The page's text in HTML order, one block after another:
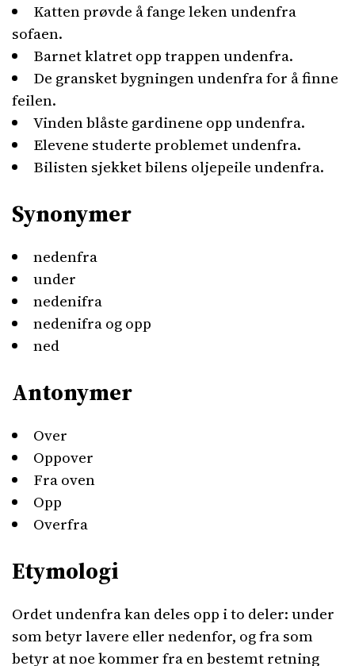
Katten prøvde å fange leken undenfra
sofaen.
Barnet klatret opp trappen undenfra.
De gransket bygningen undenfra for å finne
feilen.
Vinden blåste gardinene opp undenfra.
Elevene studerte problemet undenfra.
Bilisten sjekket bilens oljepeile undenfra.
Synonymer
nedenfra
under
nedenifra
nedenifra og opp
ned
Antonymer
Over
Oppover
Fra oven
Opp
Overfra
Etymologi
Ordet undenfra kan deles opp i to deler: under
som betyr lavere eller nedenfor, og fra som
betyr at noe kommer fra en bestemt retning